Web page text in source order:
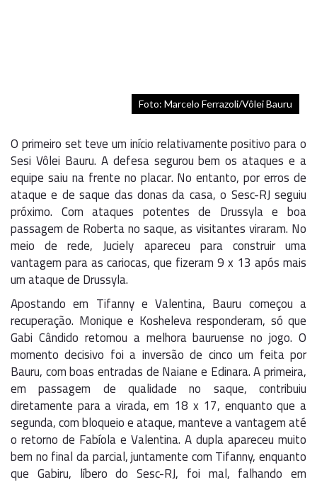
Foto: Marcelo Ferrazoli/Vôlei Bauru
O primeiro set teve um início relativamente positivo para o
Sesi Vôlei Bauru. A defesa segurou bem os ataques e a
equipe saiu na frente no placar. No entanto, por erros de
ataque e de saque das donas da casa, o Sesc-RJ seguiu
próximo. Com ataques potentes de Drussyla e boa
passagem de Roberta no saque, as visitantes viraram. No
meio de rede, Juciely apareceu para construir uma
vantagem para as cariocas, que fizeram 9 x 13 após mais
um ataque de Drussyla.
Apostando em Tifanny e Valentina, Bauru começou a
recuperação. Monique e Kosheleva responderam, só que
Gabi Cândido retomou a melhora bauruense no jogo. O
momento decisivo foi a inversão de cinco um feita por
Bauru, com boas entradas de Naiane e Edinara. A primeira,
em passagem de qualidade no saque, contribuiu
diretamente para a virada, em 18 x 17, enquanto que a
segunda, com bloqueio e ataque, manteve a vantagem até
o retorno de Fabíola e Valentina. A dupla apareceu muito
bem no final da parcial, juntamente com Tifanny, enquanto
que Gabiru, líbero do Sesc-RJ, foi mal, falhando em